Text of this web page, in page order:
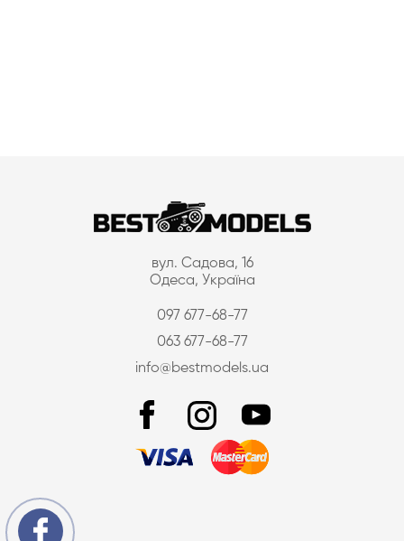
вул. Садова, 16
Одеса, Україна
097 677-68-77
063 677-68-77
info@bestmodels.ua